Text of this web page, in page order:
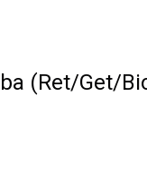
(Ret/Get/